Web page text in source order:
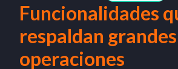
Funcionalidades
respaldan grandes
operaciones